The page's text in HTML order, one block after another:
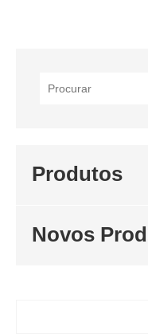
Produtos
Novos